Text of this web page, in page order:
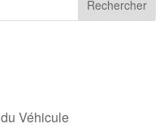
Véhicule